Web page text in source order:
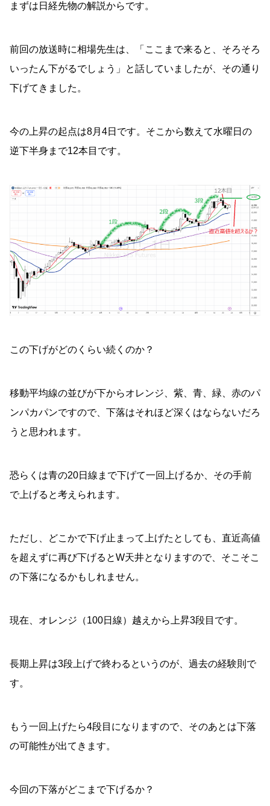
まずは日経先物の解説からです。
前回の放送時に相場先生は、「ここまで来ると、そろそろ
いったん下がるでしょう」と話していましたが、その通り
下げてきました。
今の上昇の起点は8月4日です。そこから数えて水曜日の
逆下半身まで12本目です。
この下げがどのくらい続くのか？
移動平均線の並びが下からオレンジ、紫、青、緑、赤のパ
ンパカパンですので、下落はそれほど深くはならないだろ
うと思われます。
恐らくは青の20日線まで下げて一回上げるか、その手前
で上げると考えられます。
ただし、どこかで下げ止まって上げたとしても、直近高値
を超えずに再び下げるとW天井となりますので、そこそこ
の下落になるかもしれません。
現在、オレンジ（100日線）越えから上昇3段目です。
長期上昇は3段上げで終わるというのが、過去の経験則で
す。
もう一回上げたら4段目になりますので、そのあとは下落
の可能性が出てきます。
今回の下落がどこまで下げるか？